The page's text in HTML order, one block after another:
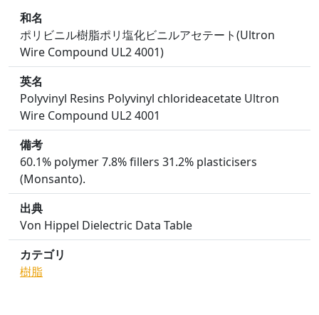
和名
ポリビニル樹脂ポリ塩化ビニルアセテート(Ultron
Wire Compound UL2 4001)
英名
Polyvinyl Resins Polyvinyl chlorideacetate Ultron
Wire Compound UL2 4001
備考
60.1% polymer 7.8% fillers 31.2% plasticisers
(Monsanto).
出典
Von Hippel Dielectric Data Table
カテゴリ
樹脂